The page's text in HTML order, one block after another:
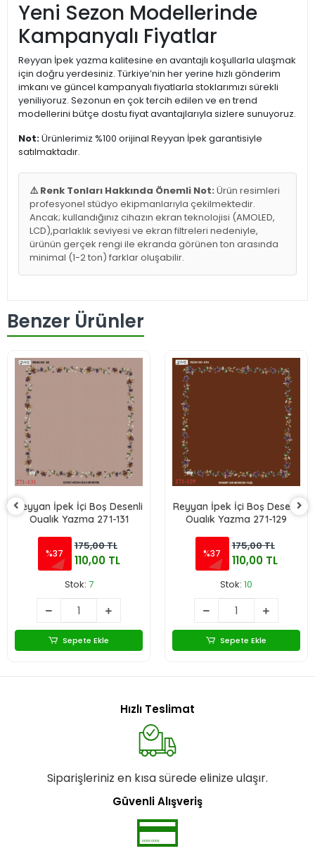
Yeni Sezon Modellerinde
Kampanyalı Fiyatlar
Reyyan İpek yazma kalitesine en avantajlı koşullarla ulaşmak
için doğru yerdesiniz. Türkiye’nin her yerine hızlı gönderim
imkanı ve güncel kampanyalı fiyatlarla stoklarımızı sürekli
yeniliyoruz. Sezonun en çok tercih edilen ve en trend
modellerini bütçe dostu fiyat avantajlarıyla sizlere sunuyoruz.
Not:Ürünlerimiz %100 orijinal Reyyan İpek garantisiyle
satılmaktadır.
⚠️ Renk Tonları Hakkında Önemli Not: Ürün resimleri
profesyonel stüdyo ekipmanlarıyla çekilmektedir.
Ancak; kullandığınız cihazın ekran teknolojisi (AMOLED,
LCD),parlaklık seviyesi ve ekran filtreleri nedeniyle,
ürünün gerçek rengi ile ekranda görünen ton arasında
minimal (1-2 ton) farklar oluşabilir.
Benzer Ürünler
Reyyan İpek İçi Boş Desenli
Oyalık Yazma 271-131
%37
175,00 TL
110,00 TL
Stok: 7
Sepete Ekle
Reyyan İpek İçi Boş Desenli
Oyalık Yazma 271-129
%37
175,00 TL
110,00 TL
Stok: 10
Sepete Ekle
Hızlı Teslimat
Siparişleriniz en kısa sürede elinize ulaşır.
Güvenli Alışveriş